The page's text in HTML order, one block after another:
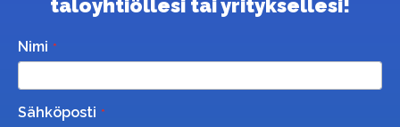
taloyhtiöllesi tai yrityksellesi!
Nimi
Sähköposti